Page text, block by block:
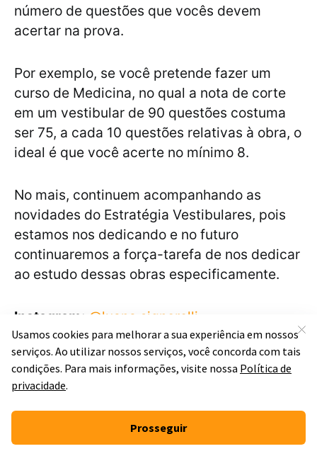
número de questões que vocês devem
acertar na prova.
Por exemplo, se você pretende fazer um
curso de Medicina, no qual a nota de corte
em um vestibular de 90 questões costuma
ser 75, a cada 10 questões relativas à obra, o
ideal é que você acerte no mínimo 8.
No mais, continuem acompanhando as
novidades do Estratégia Vestibulares, pois
estamos nos dedicando e no futuro
continuaremos a força-tarefa de nos dedicar
ao estudo dessas obras especificamente.
Instagram: @luana.signorelli
Facebook: Luana Signorelli